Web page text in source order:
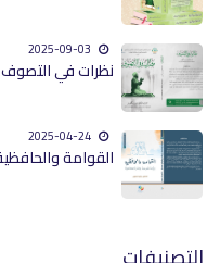
2025-09-03
نظرات في التصوف
2025-04-24
القوامة والحافظية رؤية